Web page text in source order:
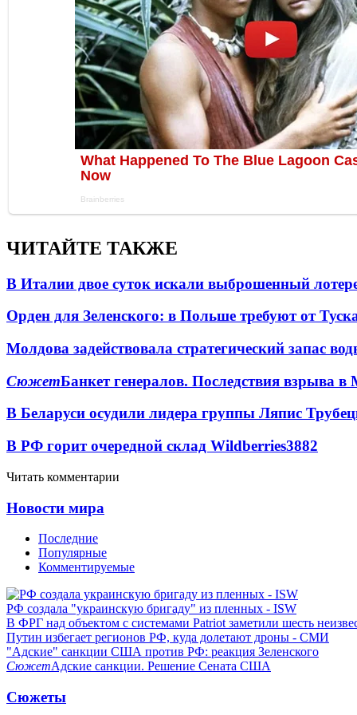
ЧИТАЙТЕ ТАКЖЕ
В Италии двое суток искали выброшенный
Орден для Зеленского: в Польше требуют от
Молдова задействовала стратегический запас
СюжетБанкет генералов. Последствия взрыва в
В Беларуси осудили лидера группы Ляпис
В РФ горит очередной склад Wildberries3882
Читать комментарии
Новости мира
Последние
Популярные
Комментируемые
РФ создала "украинскую бригаду" из пленных - ISW
В ФРГ над объектом с системами Patriot заметили шесть
Путин избегает регионов РФ, куда долетают дроны - СМИ
"Адские" санкции США против РФ: реакция Зеленского
СюжетАдские санкции. Решение Сената США
Сюжеты